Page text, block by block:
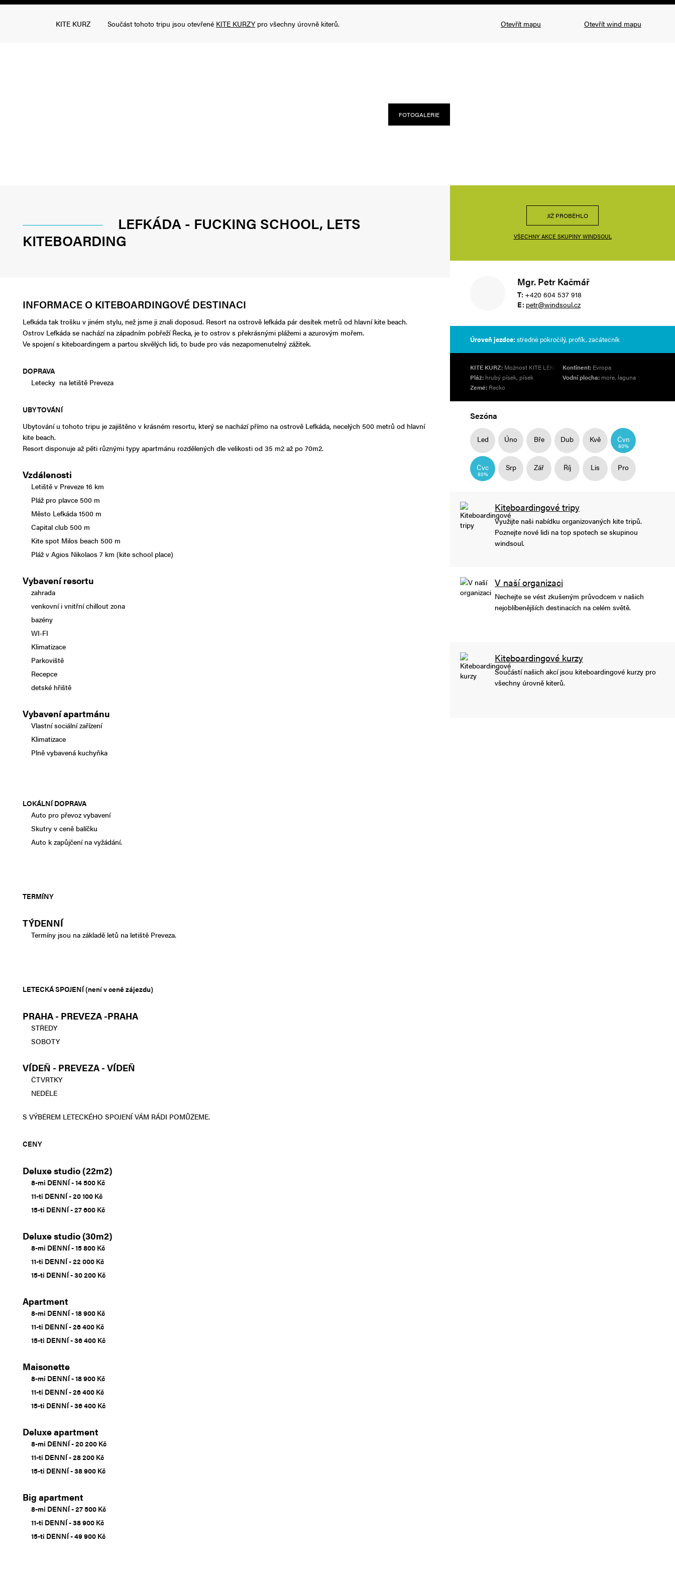
KITE KURZ Součást tohoto tripu jsou otevřené KITE KURZY pro všechny úrovně kiterů. Otevřít mapu Otevřít wind mapu
FOTOGALERIE
JIŽ PROBĚHLO
VŠECHNY AKCE SKUPINY WINDSOUL
Mgr. Petr Kačmář
T: +420 604 537 918
E: petr@windsoul.cz
Úroveň jezdce: středně pokročilý, profík, začátečník
KITE KURZ: Možnost KITE LEKCE Kontinent: Evropa
Pláž: hrubý písek, písek Vodní plocha: moře, laguna
Země: Řecko
Sezóna
Led Úno Bře Dub Kvě Čvn
80%
Čvc
80%
Srp Zář Říj Lis Pro
Kiteboardingové tripy
Využijte naši nabídku organizovaných kite tripů.
Poznejte nové lidi na top spotech se skupinou
windsoul.
V naší organizaci
Nechejte se vést zkušeným průvodcem v našich
nejoblíbenějších destinacích na celém světě.
Kiteboardingové kurzy
Součástí našich akcí jsou kiteboardingové kurzy pro
všechny úrovně kiterů.
LEFKÁDA - FUCKING SCHOOL, LETS
KITEBOARDING
INFORMACE O KITEBOARDINGOVÉ DESTINACI
Lefkáda tak trošku v jiném stylu, než jsme ji znali doposud. Resort na ostrově lefkáda pár desítek metrů od hlavní kite beach.
Ostrov Lefkáda se nachází na západním pobřeží Řecka, je to ostrov s překrásnými plážemi a azurovým mořem.
Ve spojení s kiteboardingem a partou skvělých lidi, to bude pro vás nezapomenutelný zážitek.
DOPRAVA
Letecky na letiště Preveza
UBYTOVÁNÍ
Ubytování u tohoto tripu je zajištěno v krásném resortu, který se nachází přímo na ostrově Lefkáda, necelých 500 metrů od hlavní
kite beach.
Resort disponuje až pěti různými typy apartmánu rozdělených dle velikosti od 35 m2 až po 70m2.
Vzdálenosti
Letiště v Preveze 16 km
Pláž pro plavce 500 m
Město Lefkáda 1500 m
Capital club 500 m
Kite spot Milos beach 500 m
Pláž v Agios Nikolaos 7 km (kite school place)
Vybavení resortu
zahrada
venkovní i vnitřní chillout zona
bazény
WI-FI
Klimatizace
Parkoviště
Recepce
detské hřiště
Vybavení apartmánu
Vlastní sociální zařízení
Klimatizace
Plně vybavená kuchyňka
LOKÁLNÍ DOPRAVA
Auto pro převoz vybavení
Skutry v ceně balíčku
Auto k zapůjčení na vyžádání.
TERMÍNY
TÝDENNÍ
Termíny jsou na základě letů na letiště Preveza.
LETECKÁ SPOJENÍ (není v ceně zájezdu)
PRAHA - PREVEZA -PRAHA
STŘEDY
SOBOTY
VÍDEŇ - PREVEZA - VÍDEŇ
ČTVRTKY
NEDĚLE
S VÝBĚREM LETECKÉHO SPOJENÍ VÁM RÁDI POMŮŽEME.
CENY
Deluxe studio (22m2)
8-mi DENNÍ - 14 500 Kč
11-ti DENNÍ - 20 100 Kč
15-ti DENNÍ - 27 600 Kč
Deluxe studio (30m2)
8-mi DENNÍ - 15 800 Kč
11-ti DENNÍ - 22 000 Kč
15-ti DENNÍ - 30 200 Kč
Apartment
8-mi DENNÍ - 18 900 Kč
11-ti DENNÍ - 26 400 Kč
15-ti DENNÍ - 36 400 Kč
Maisonette
8-mi DENNÍ - 18 900 Kč
11-ti DENNÍ - 26 400 Kč
15-ti DENNÍ - 36 400 Kč
Deluxe apartment
8-mi DENNÍ - 20 200 Kč
11-ti DENNÍ - 28 200 Kč
15-ti DENNÍ - 38 900 Kč
Big apartment
8-mi DENNÍ - 27 500 Kč
11-ti DENNÍ - 38 900 Kč
15-ti DENNÍ - 49 900 Kč